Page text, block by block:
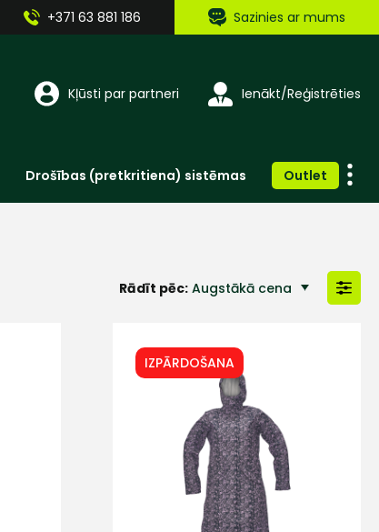
+371 63 881 186 Sazinies ar mums
Kļūsti par partneri Ienākt/Reģistrēties
Drošības (pretkritiena) sistēmas Outlet
Rādīt pēc: Augstākā cena
IZPĀRDOŠANA